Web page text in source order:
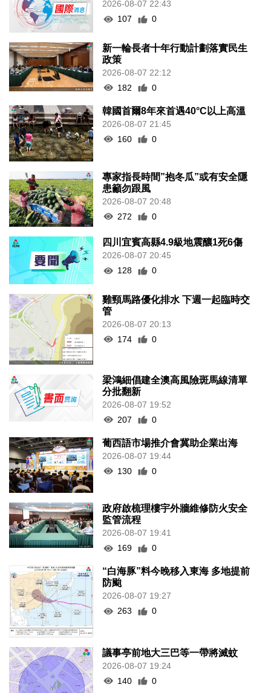
2026-08-07 22:43
107
0
新一輪長者十年行動計劃落實民生
政策
2026-08-07 22:12
182
0
韓國首爾8年來首遇40°C以上高溫
2026-08-07 21:45
160
0
專家指長時間”抱冬瓜”或有安全隱
患籲勿跟風
2026-08-07 20:48
272
0
四川宜賓高縣4.9級地震釀1死6傷
2026-08-07 20:45
128
0
雞頸馬路優化排水 下週一起臨時交
管
2026-08-07 20:13
174
0
梁鴻細倡建全澳高風險斑馬線清單
分批翻新
2026-08-07 19:52
207
0
葡西語市場推介會冀助企業出海
2026-08-07 19:44
130
0
政府啟梳理樓宇外牆維修防火安全
監管流程
2026-08-07 19:41
169
0
“白海豚”料今晚移入東海 多地提前
防颱
2026-08-07 19:27
263
0
議事亭前地大三巴等一帶將滅蚊
2026-08-07 19:24
140
0